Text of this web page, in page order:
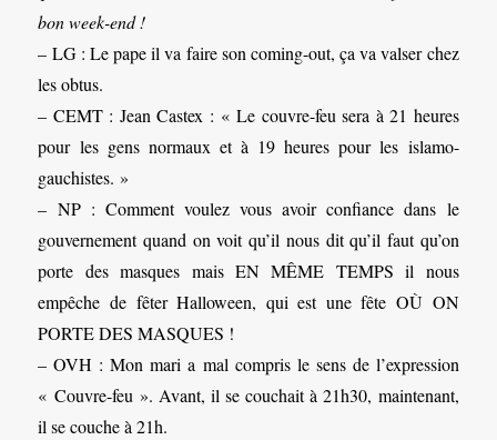
bon week-end !
– LG : Le pape il va faire son coming-out, ça va valser chez
les obtus.
– CEMT : Jean Castex : « Le couvre-feu sera à 21 heures
pour les gens normaux et à 19 heures pour les islamo-
gauchistes. »
– NP : Comment voulez vous avoir confiance dans le
gouvernement quand on voit qu’il nous dit qu’il faut qu’on
porte des masques mais EN MÊME TEMPS il nous
empêche de fêter Halloween, qui est une fête OÙ ON
PORTE DES MASQUES !
– OVH : Mon mari a mal compris le sens de l’expression
« Couvre-feu ». Avant, il se couchait à 21h30, maintenant,
il se couche à 21h.